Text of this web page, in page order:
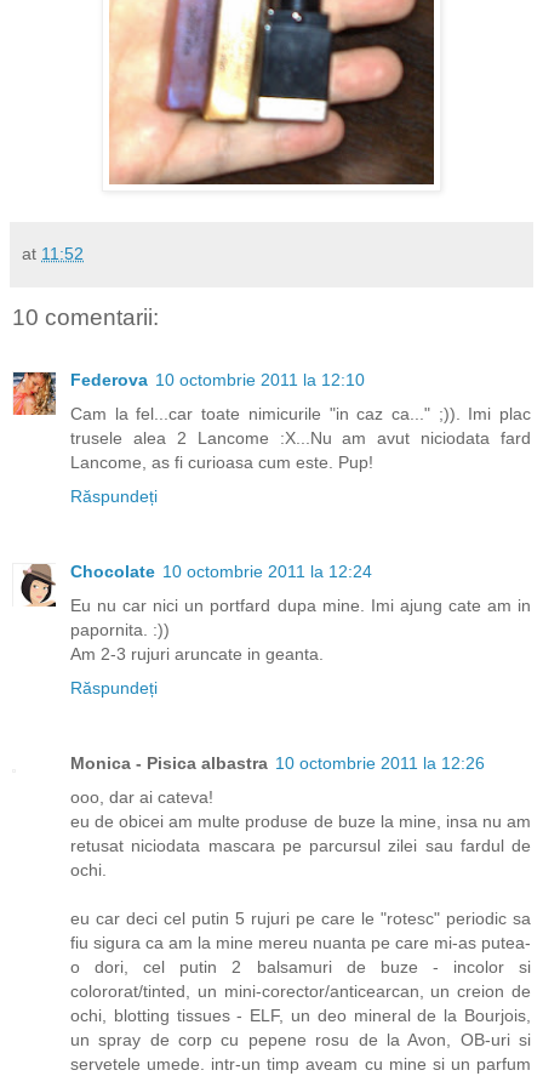
at 11:52
10 comentarii:
Federova 10 octombrie 2011 la 12:10
Cam la fel...car toate nimicurile "in caz ca..." ;)). Imi plac
trusele alea 2 Lancome :X...Nu am avut niciodata fard
Lancome, as fi curioasa cum este. Pup!
Răspundeți
Chocolate 10 octombrie 2011 la 12:24
Eu nu car nici un portfard dupa mine. Imi ajung cate am in
papornita. :))
Am 2-3 rujuri aruncate in geanta.
Răspundeți
Monica - Pisica albastra 10 octombrie 2011 la 12:26
ooo, dar ai cateva!
eu de obicei am multe produse de buze la mine, insa nu am
retusat niciodata mascara pe parcursul zilei sau fardul de
ochi.
eu car deci cel putin 5 rujuri pe care le "rotesc" periodic sa
fiu sigura ca am la mine mereu nuanta pe care mi-as putea-
o dori, cel putin 2 balsamuri de buze - incolor si
colororat/tinted, un mini-corector/anticearcan, un creion de
ochi, blotting tissues - ELF, un deo mineral de la Bourjois,
un spray de corp cu pepene rosu de la Avon, OB-uri si
servetele umede. intr-un timp aveam cu mine si un parfum